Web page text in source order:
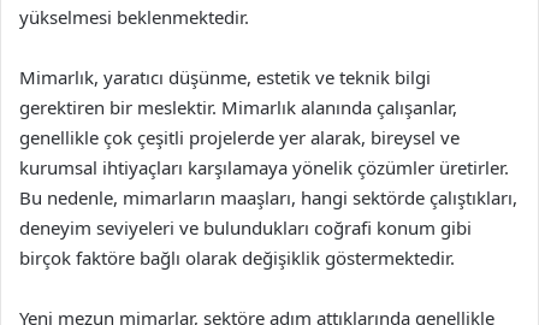
yükselmesi beklenmektedir.
Mimarlık, yaratıcı düşünme, estetik ve teknik bilgi
gerektiren bir meslektir. Mimarlık alanında çalışanlar,
genellikle çok çeşitli projelerde yer alarak, bireysel ve
kurumsal ihtiyaçları karşılamaya yönelik çözümler üretirler.
Bu nedenle, mimarların maaşları, hangi sektörde çalıştıkları,
deneyim seviyeleri ve bulundukları coğrafi konum gibi
birçok faktöre bağlı olarak değişiklik göstermektedir.
Yeni mezun mimarlar, sektöre adım attıklarında genellikle